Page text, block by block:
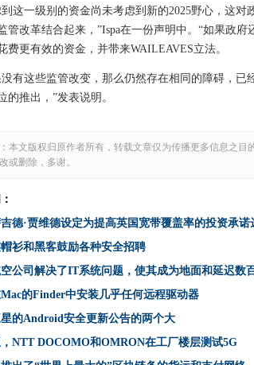
沟通连帽衫和黑客鼓励各种安全招聘
Microsoft为Enterprise提供了良好的效果
在阿曼的新技术启动驱动器内
关键点大多数Android与IOS参数未命中
如何在Mac的Finder中安装几乎任何远程驱动器
别担心曲线才刚刚呢 - 让您的Citrix系统修补
Microsoft发布了一些“可选的，非安全性，C / D星期”的
北欧支付协作将简化跨境付款
苹果在11月12日套装大苏尔释放
到这一级别的资金尚未考虑到新的2025野心，这对
管改革结合起来，”Ispa在一份声明中。“如果政
费更有效的资金，并带来WAILEAVES立法。
没有这些监管改变，那么仍然存在相同的障碍，已
的推出，”发表说明。
本文版权归原作者所有，转载文章仅为传播更多信息之目
或删除，多谢。
德·贾维德设定为提高英国宽带覆盖率的投资承
衫和黑客鼓励各种安全招聘
公司解决了IT系统问题，使其成为地面和延迟数
的Finder中安装几乎任何远程驱动器
的Android安全更新公告的两个大
NTT DOCOMO和OMRON在工厂楼层测试5G